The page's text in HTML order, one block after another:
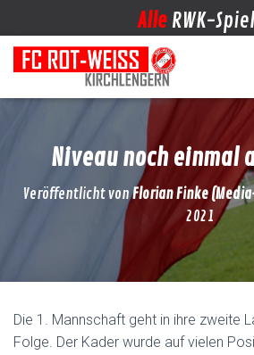
Alle RWK-
Niveau noch einmal
Veröffentlicht vonFlorian Finke
2021
Die 1. Mannschaft geht in ihre zweite
Folge. Der Kader wurde auf vielen